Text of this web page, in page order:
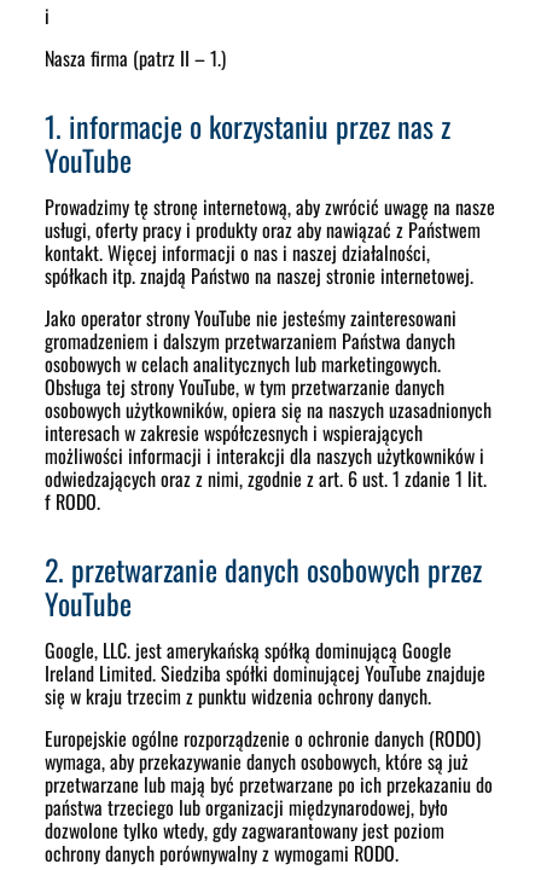
i
Nasza firma (patrz II – 1.)
1. informacje o korzystaniu przez nas z
YouTube
Prowadzimy tę stronę internetową, aby zwrócić uwagę na nasze
usługi, oferty pracy i produkty oraz aby nawiązać z Państwem
kontakt. Więcej informacji o nas i naszej działalności,
spółkach itp. znajdą Państwo na naszej stronie internetowej.
Jako operator strony YouTube nie jesteśmy zainteresowani
gromadzeniem i dalszym przetwarzaniem Państwa danych
osobowych w celach analitycznych lub marketingowych.
Obsługa tej strony YouTube, w tym przetwarzanie danych
osobowych użytkowników, opiera się na naszych uzasadnionych
interesach w zakresie współczesnych i wspierających
możliwości informacji i interakcji dla naszych użytkowników i
odwiedzających oraz z nimi, zgodnie z art. 6 ust. 1 zdanie 1 lit.
f RODO.
2. przetwarzanie danych osobowych przez
YouTube
Google, LLC. jest amerykańską spółką dominującą Google
Ireland Limited. Siedziba spółki dominującej YouTube znajduje
się w kraju trzecim z punktu widzenia ochrony danych.
Europejskie ogólne rozporządzenie o ochronie danych (RODO)
wymaga, aby przekazywanie danych osobowych, które są już
przetwarzane lub mają być przetwarzane po ich przekazaniu do
państwa trzeciego lub organizacji międzynarodowej, było
dozwolone tylko wtedy, gdy zagwarantowany jest poziom
ochrony danych porównywalny z wymogami RODO.